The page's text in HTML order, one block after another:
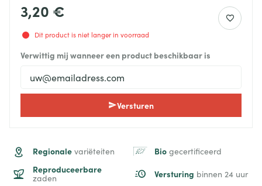
3,20 €
Dit product is niet langer in voorraad
Verwittig mij wanneer een product beschikbaar is
Versturen
Regionale variëteiten Bio gecertificeerd
Reproduceerbare
zaden Versturing binnen 24 uur